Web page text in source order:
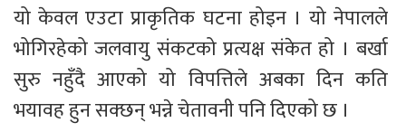
यो केवल एउटा प्राकृतिक घटना होइन । यो नेपालले
भोगिरहेको जलवायु संकटको प्रत्यक्ष संकेत हो । बर्खा
सुरु नहुँदै आएको यो विपत्तिले अबका दिन कति
भयावह हुन सक्छन् भन्ने चेतावनी पनि दिएको छ ।